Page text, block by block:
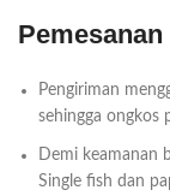
Pengiriman
sehingga ongkos
Demi keamanan
Single fish dan